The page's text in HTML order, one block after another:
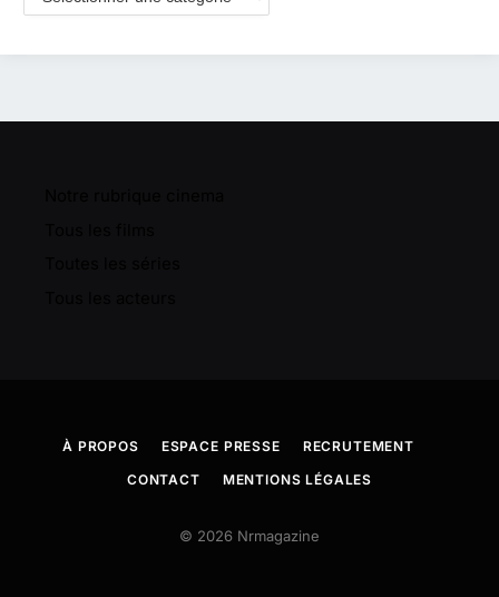
À PROPOS ESPACE PRESSE
RECRUTEMENT
CONTACT
MENTIONS LÉGALES
© 2026 Nrmagazine